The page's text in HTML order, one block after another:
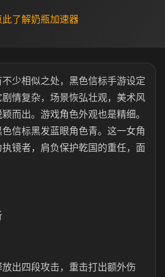
了解奶瓶加速器
少相似之处，黑色信标手游设定
情复杂，场景恢弘壮观，美术风
而出。游戏角色外观也是精细。
信标黑发蓝眼角色青。这一女角
镜者，肩负保护乾国的重任，面
出四段攻击，重击打出额外伤